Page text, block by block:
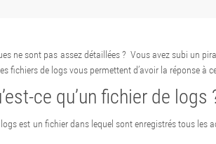
ne sont pas assez détaillées ? Vous avez subi un
fichiers de logs vous permettent d’avoir la réponse à
ce qu’un fichier de logs
est un fichier dans lequel sont enregistrés tous les